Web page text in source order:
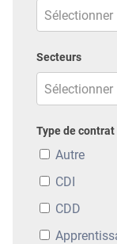
Secteurs
Type de contrat
Autre
CDI
CDD